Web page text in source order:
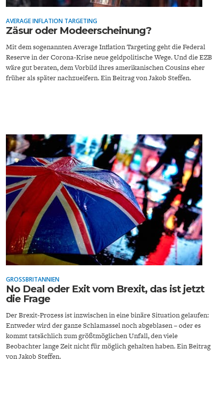
INDUSTRIEPOLITIK
CIRCULAR ECONOMY
UNGLEICHHEIT UND
MACHT
ENERGIE & UMWELT
ENTWICKLUNGSPOLITIK
EUROPA
AVERAGE INFLATION TARGETING
Zäsur oder Modeerscheinung?
Mit dem sogenannten Average Inflation Targeting geht die Federal
Reserve in der Corona-Krise neue geldpolitische Wege. Und die EZB
wäre gut beraten, dem Vorbild ihres amerikanischen Cousins eher
früher als später nachzueifern. Ein Beitrag von Jakob Steffen.
GROSSBRITANNIEN
No Deal oder Exit vom Brexit, das ist jetzt
die Frage
Der Brexit-Prozess ist inzwischen in eine binäre Situation gelaufen:
Entweder wird der ganze Schlamassel noch abgeblasen – oder es
kommt tatsächlich zum größtmöglichen Unfall, den viele
Beobachter lange Zeit nicht für möglich gehalten haben. Ein Beitrag
von Jakob Steffen.